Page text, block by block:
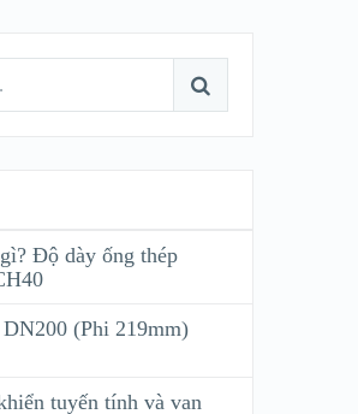
Độ dày ống thép
(Phi 219mm)
tuyến tính và van